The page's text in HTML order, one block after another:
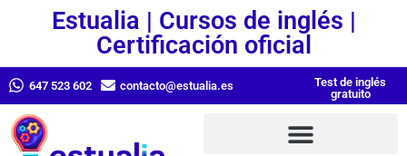
Estualia | Cursos de inglés |
Certificación oficial
647 523 602 contacto@estualia.es
Test de inglés
gratuito